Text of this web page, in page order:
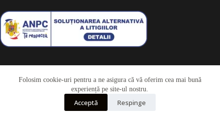
Folosim cookie-uri pentru a ne asigura că vă oferim cea mai bună
experiență pe site-ul nostru.
Acceptă Respinge
Drepturi de autor © 2026 - Dkbike.ropowered by